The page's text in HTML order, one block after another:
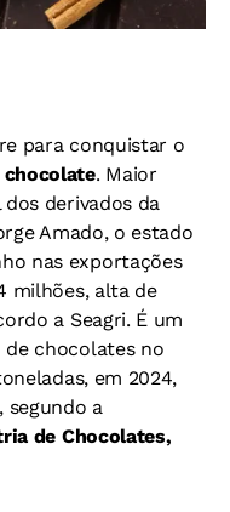
para conquistar o
chocolate. Maior
derivados da
Amado, o estado
nas exportações
milhões, alta de
a Seagri. É um
de chocolates no
em 2024,
segundo a
de Chocolates,